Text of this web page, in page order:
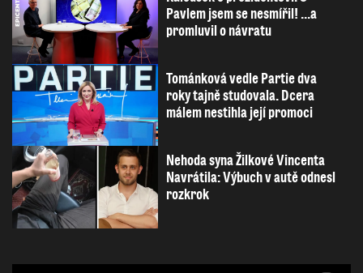
Pavlem jsem se nesmířil! ...a
promluvil o návratu
Tománková vedle Partie dva
roky tajně studovala. Dcera
málem nestihla její promoci
Nehoda syna Žilkové Vincenta
Navrátila: Výbuch v autě odnesl
rozkrok